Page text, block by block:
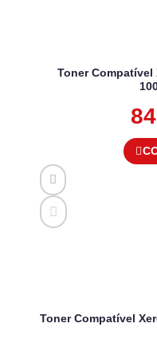
Toner Compatível
Toner Compatível